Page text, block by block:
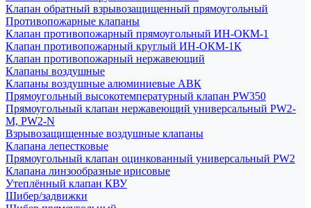
Клапан обратный взрывозащищенный прямоугольный
Противопожарные клапаны
Клапан противопожарный прямоугольный ИН-ОКМ-1
Клапан противопожарный круглый ИН-ОКМ-1К
Клапан противопожарный нержавеющий
Клапаны воздушные
Клапаны воздушные алюминиевые АВК
Прямоугольный высокотемпературный клапан PW350
Прямоугольный клапан нержавеющий универсальный PW2-
M, PW2-N
Взрывозащищенные воздушные клапаны
Клапана лепестковые
Прямоугольный клапан оцинкованный универсальный PW2
Клапана линзообразные ирисовые
Утеплённый клапан КВУ
Шибер/задвижки